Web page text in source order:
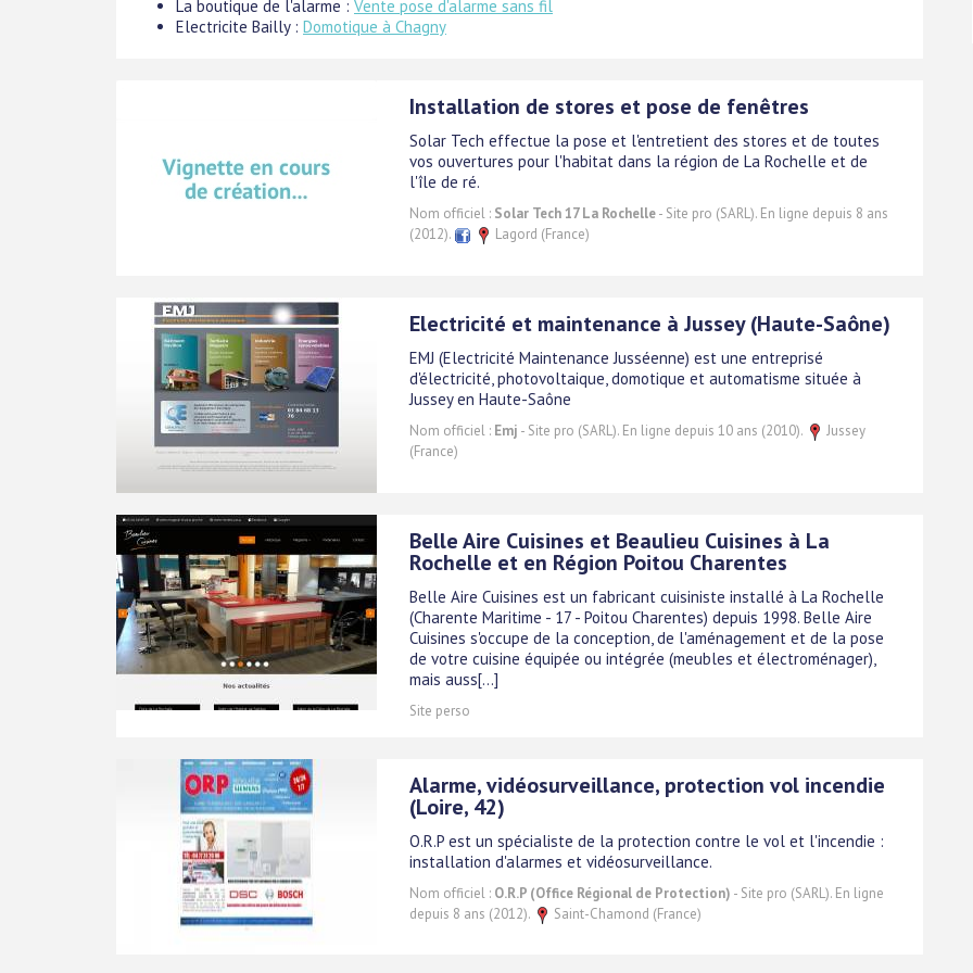
La boutique de l'alarme : Vente pose d'alarme sans fil
Electricite Bailly : Domotique à Chagny
Installation de stores et pose de fenêtres
Solar Tech effectue la pose et l'entretient des stores et de toutes
vos ouvertures pour l'habitat dans la région de La Rochelle et de
l'île de ré.
Nom officiel : Solar Tech 17 La Rochelle- Site pro (SARL). En ligne depuis 8 ans
(2012).
Lagord (France)
Electricité et maintenance à Jussey (Haute-Saône)
EMJ (Electricité Maintenance Jusséenne) est une entreprisé
d'électricité, photovoltaique, domotique et automatisme située à
Jussey en Haute-Saône
Nom officiel : Emj - Site pro (SARL). En ligne depuis 10 ans (2010).
Jussey
(France)
Belle Aire Cuisines et Beaulieu Cuisines à La
Rochelle et en Région Poitou Charentes
Belle Aire Cuisines est un fabricant cuisiniste installé à La Rochelle
(Charente Maritime - 17 - Poitou Charentes) depuis 1998. Belle Aire
Cuisines s'occupe de la conception, de l'aménagement et de la pose
de votre cuisine équipée ou intégrée (meubles et électroménager),
mais auss[...]
Site perso
Alarme, vidéosurveillance, protection vol incendie
(Loire, 42)
O.R.P est un spécialiste de la protection contre le vol et l'incendie :
installation d'alarmes et vidéosurveillance.
Nom officiel : O.R.P (Office Régional de Protection) - Site pro (SARL). En ligne
depuis 8 ans (2012).
Saint-Chamond (France)